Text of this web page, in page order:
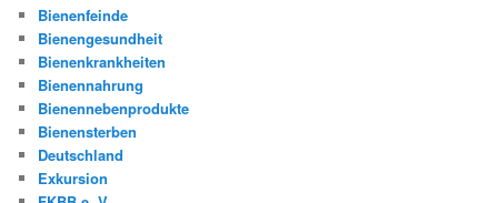
Bienenfeinde
Bienengesundheit
Bienenkrankheiten
Bienennahrung
Bienennebenprodukte
Bienensterben
Deutschland
Exkursion